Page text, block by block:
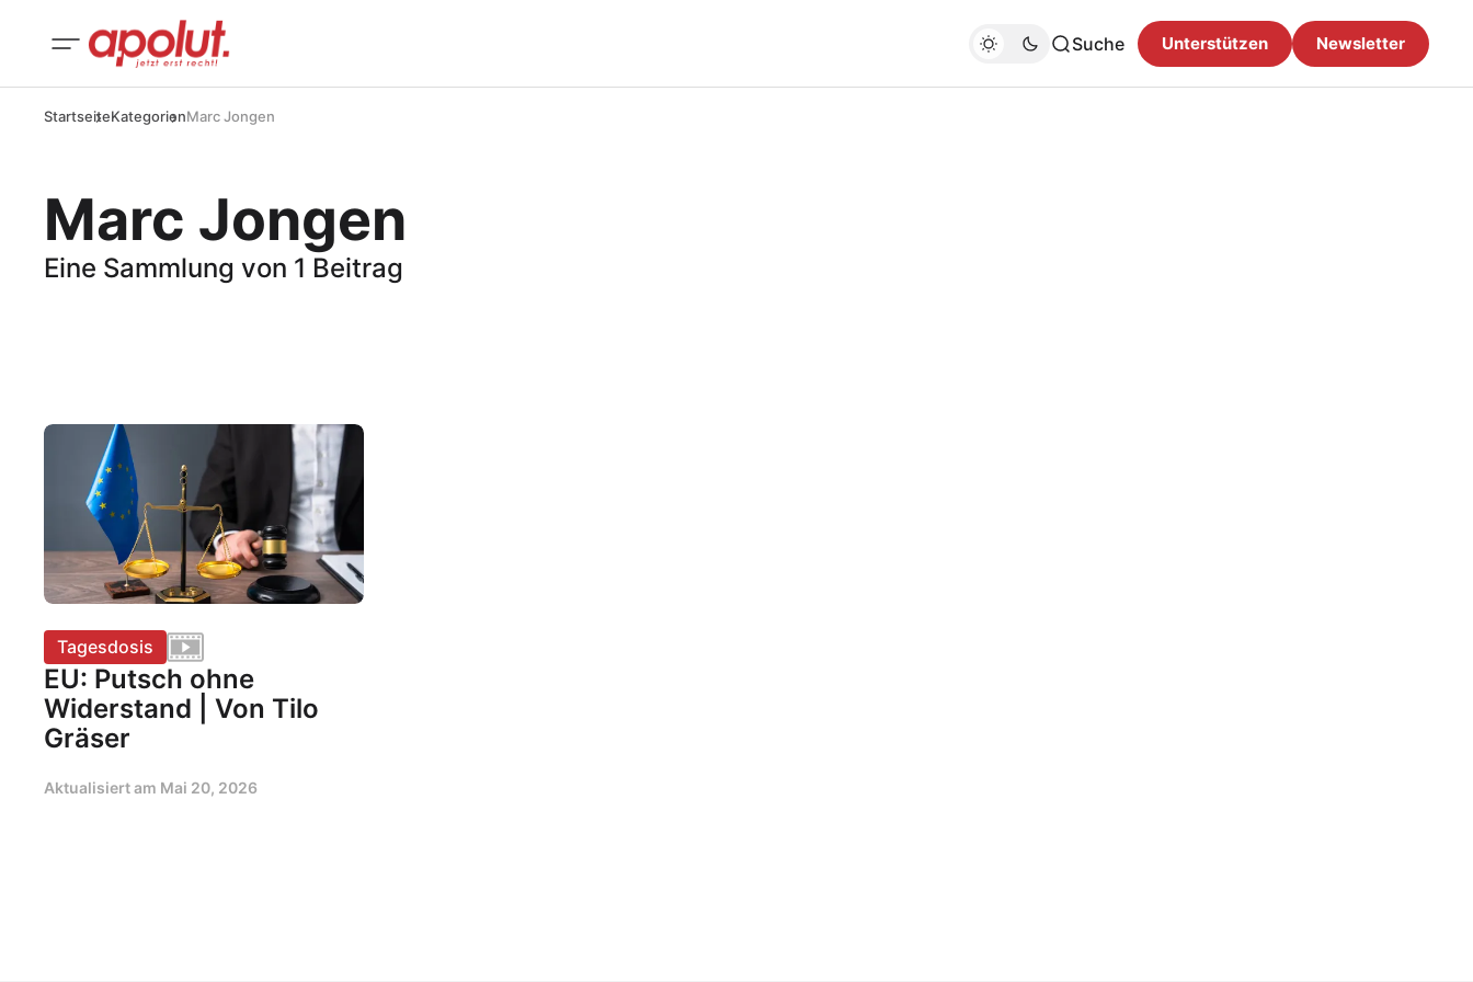
Suche Unterstützen Newsletter
StartseiteKategorienMarc Jongen
Marc Jongen
Eine Sammlung von 1 Beitrag
Tagesdosis
EU: Putsch ohne
Widerstand | Von Tilo
Gräser
Aktualisiert am Mai 20, 2026